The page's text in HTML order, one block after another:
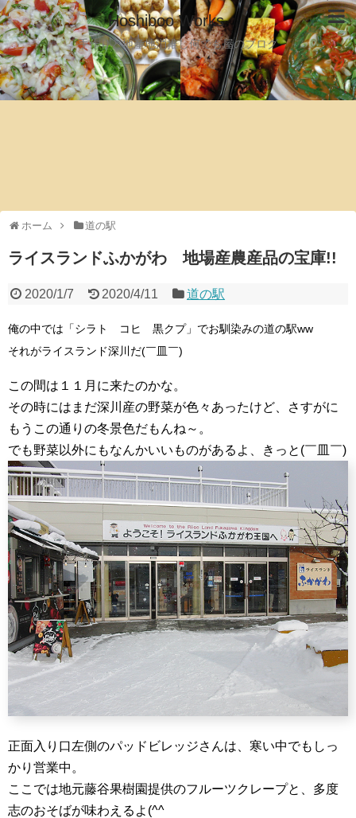
Hoshiboo Works
手作りと地産地消推し何でも屋のブログ
ホーム 道の駅
ライスランドふかがわ 地場産農産品の宝庫!!
2020/1/7 2020/4/11 道の駅
俺の中では「シラト コヒ 黒クプ」でお馴染みの道の駅ww
それがライスランド深川だ(￣皿￣)
この間は１１月に来たのかな。
その時にはまだ深川産の野菜が色々あったけど、さすがに
もうこの通りの冬景色だもんね～。
でも野菜以外にもなんかいいものがあるよ、きっと(￣皿￣)
正面入り口左側のパッドビレッジさんは、寒い中でもしっ
かり営業中。
ここでは地元藤谷果樹園提供のフルーツクレープと、多度
志のおそばが味わえるよ(^^